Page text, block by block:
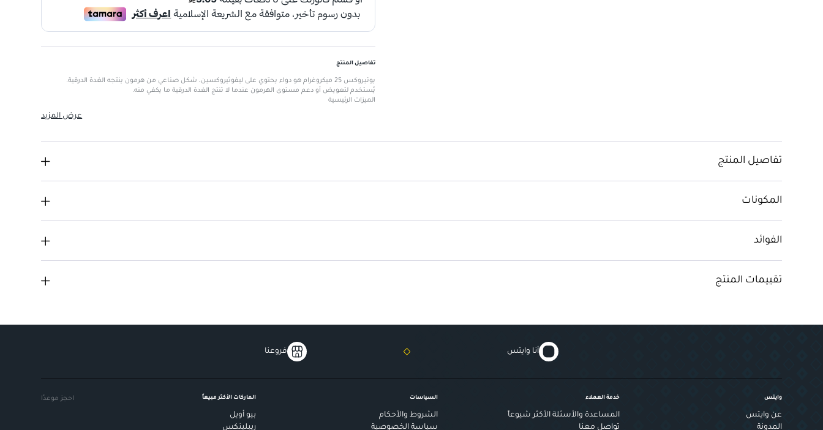
تفاصيل المنتج
يوتيـروكس 25 ميكروغرام هو دواء يحتوي على ليفوثيروكسين، شكل صناعي من هرمون ينتجه الغدة الدرقية.
يُستخدم لتعويض أو دعم مستوى الهرمون عندما لا تنتج الغدة الدرقية ما يكفي منه.
الميزات الرئيسية
عرض المزيد
تفاصيل المنتج
المكونات
الفوائد
تقييمات المنتج
أنا وايتس فروعنا
وايتس
عن وايتس
المدونة
خدمة العملاء
المساعدة والأسئلة الأكثر شيوعاً
تواصل معنا
السياسات
الشروط والأحكام
سياسة الخصوصية
الماركات الأكثر مبيعاً
بيو أويل
ريبلينكس
احجز موعدًا